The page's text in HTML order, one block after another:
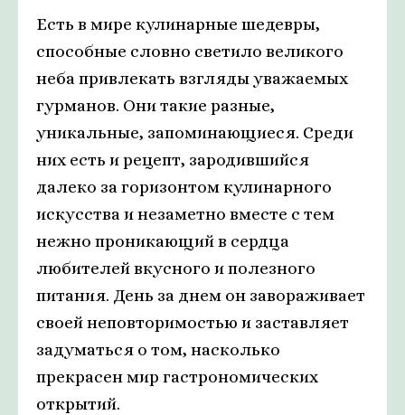
Есть в мире кулинарные шедевры,
способные словно светило великого
неба привлекать взгляды уважаемых
гурманов. Они такие разные,
уникальные, запоминающиеся. Среди
них есть и рецепт, зародившийся
далеко за горизонтом кулинарного
искусства и незаметно вместе с тем
нежно проникающий в сердца
любителей вкусного и полезного
питания. День за днем он завораживает
своей неповторимостью и заставляет
задуматься о том, насколько
прекрасен мир гастрономических
открытий.